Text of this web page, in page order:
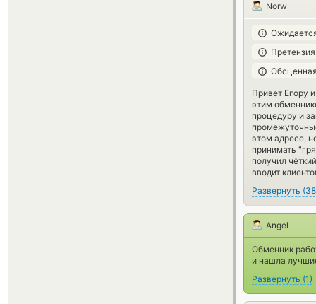
Norw
Привет Егору
этим
процедуру и
этом адресе,
принимать
получил
вводит
Развернуть (38
Angel
Обменник
и нашла
Развернуть (1)